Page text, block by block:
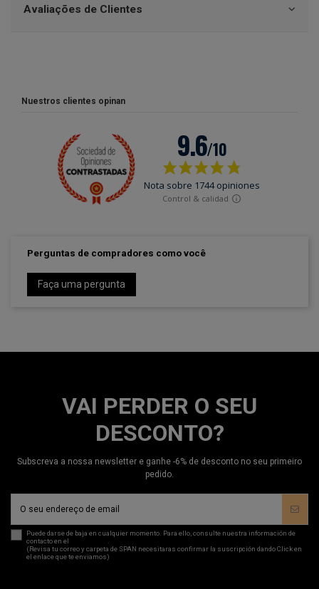
Avaliações de Clientes
Nuestros clientes opinan
Perguntas de compradores como você
Faça uma pergunta
VAI PERDER O SEU
DESCONTO?
Subscreva a nossa newsletter e ganhe -6% de desconto no seu primeiro
pedido.
Puede darse de baja en cualquier momento. Para ello, consulte nuestra información de
contacto en el
(Revisa tu correo y carpeta de SPAN necesitaras confirmar la suscripción dando Click en
el enlace que te enviamos)